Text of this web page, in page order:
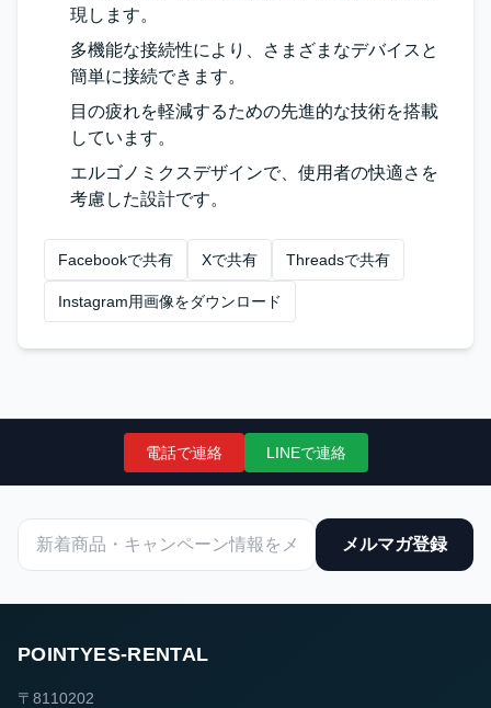
現します。
多機能な接続性により、さまざまなデバイスと
簡単に接続できます。
目の疲れを軽減するための先進的な技術を搭載
しています。
エルゴノミクスデザインで、使用者の快適さを
考慮した設計です。
Facebookで共有 Xで共有 Threadsで共有
Instagram用画像をダウンロード
電話で連絡 LINEで連絡
メルマガ登録
POINTYES-RENTAL
〒8110202